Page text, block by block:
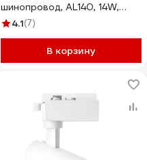
шинопровод, AL140, 14W,
4000К белый, 1260Lm,
4.1(7)
В корзину